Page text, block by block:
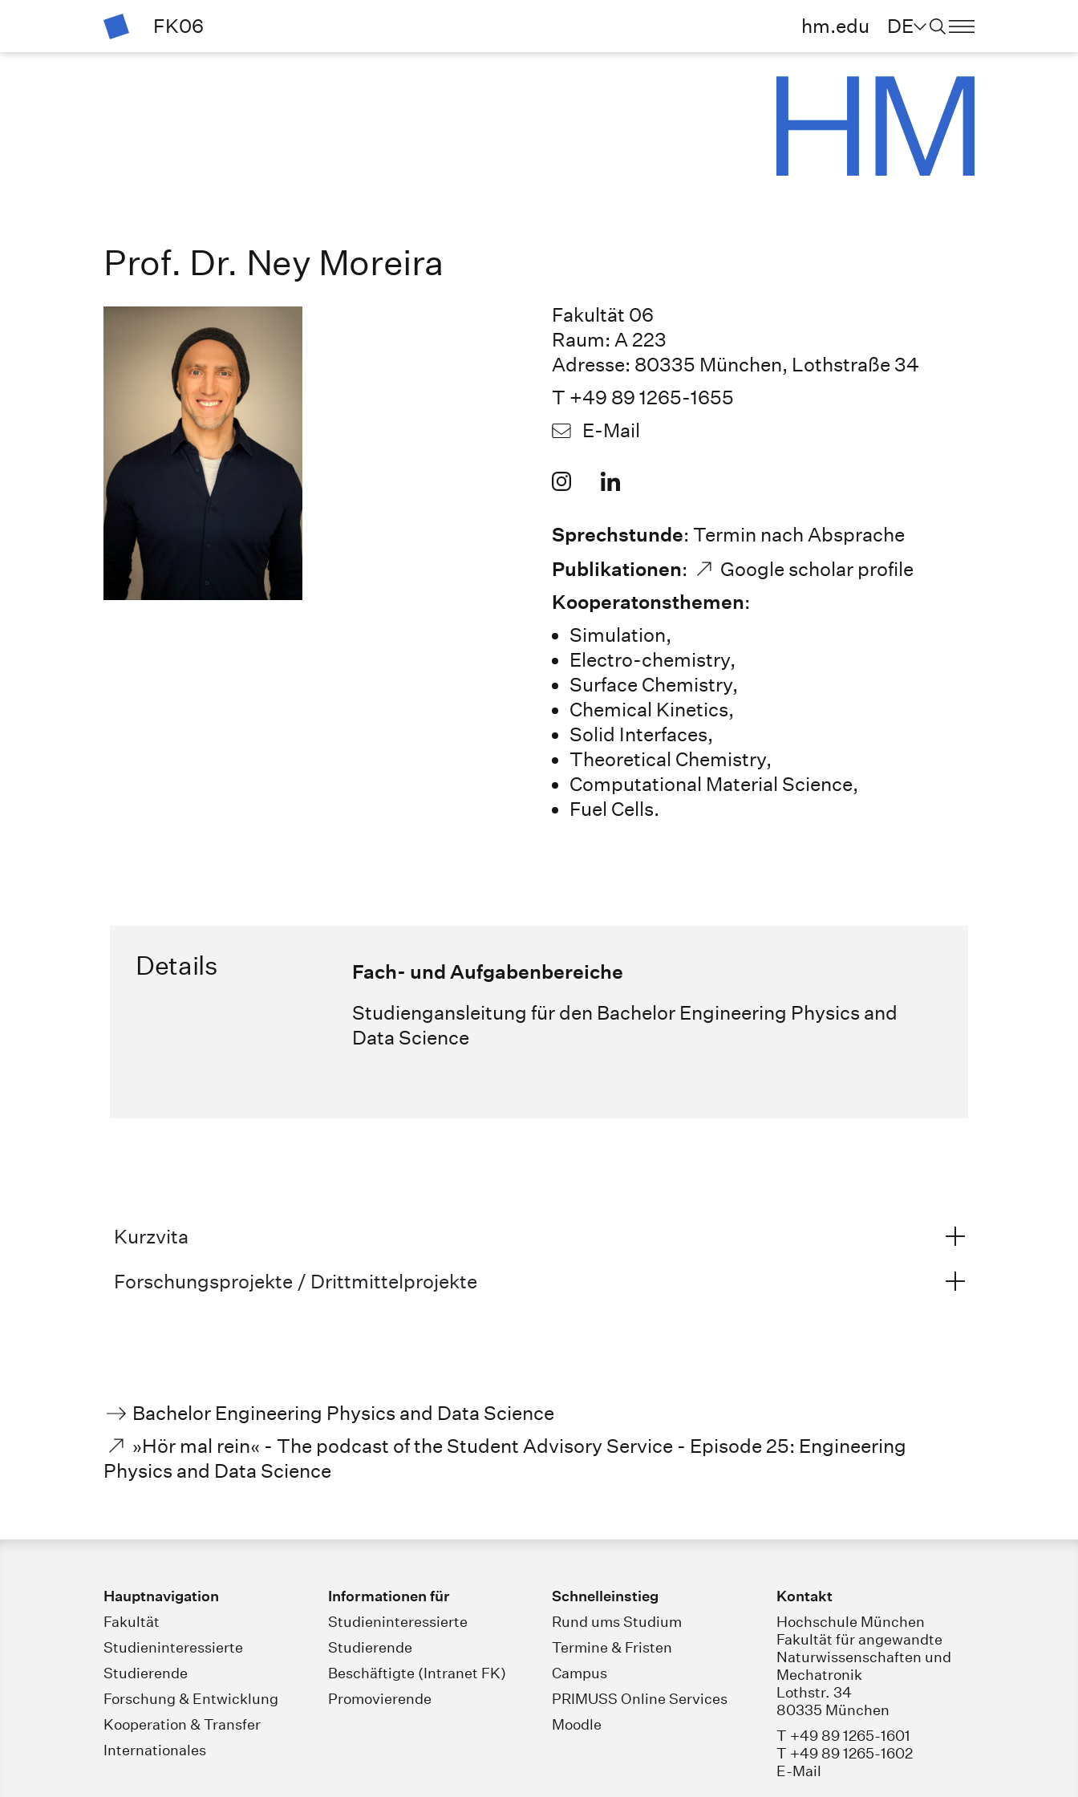
FK06 hm.edu DE
Prof. Dr. Ney Moreira
Fakultät 06
Raum: A 223
Adresse: 80335 München, Lothstraße 34
T +49 89 1265-1655
E-Mail
Sprechstunde: Termin nach Absprache
Publikationen:
Google scholar profile
Kooperatonsthemen:
Simulation,
Electro-chemistry,
Surface Chemistry,
Chemical Kinetics,
Solid Interfaces,
Theoretical Chemistry,
Computational Material Science,
Fuel Cells.
Details
Fach- und Aufgabenbereiche
Studiengansleitung für den Bachelor Engineering Physics and
Data Science
Kurzvita
Forschungsprojekte / Drittmittelprojekte
Bachelor Engineering Physics and Data Science
»Hör mal rein« - The podcast of the Student Advisory Service - Episode 25: Engineering
Physics and Data Science
Hauptnavigation
Fakultät
Studieninteressierte
Studierende
Forschung & Entwicklung
Kooperation & Transfer
Internationales
Informationen für
Studieninteressierte
Studierende
Beschäftigte (Intranet FK)
Promovierende
Schnelleinstieg
Rund ums Studium
Termine & Fristen
Campus
PRIMUSS Online Services
Moodle
Kontakt
Hochschule München
Fakultät für angewandte
Naturwissenschaften und
Mechatronik
Lothstr. 34
80335 München
T +49 89 1265-1601
T +49 89 1265-1602
E-Mail